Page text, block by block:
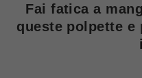
Fai fatica a
queste polpette e